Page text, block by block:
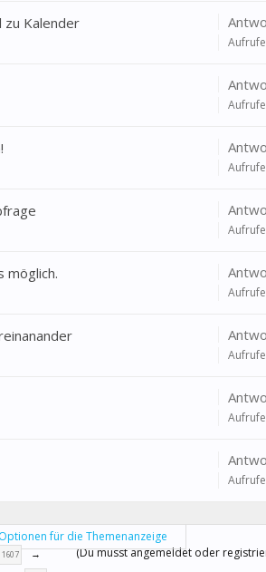
zu Kalender
möglich.
Optionen für die Themenanzeige
(Du musst angemeldet oder
1607 →